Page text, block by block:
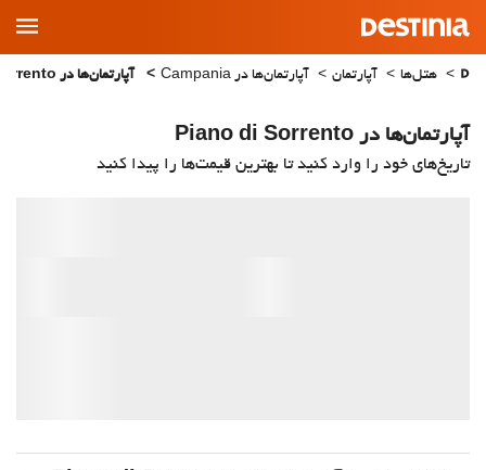
Main
Menu
هتل‌ها آپارتمان آپارتمان‌ها در Campania آپارتمان‌ها در Piano di Sorrento
آپارتمان‌ها در Piano di Sorrento
تاریخ‌های خود را وارد کنید تا بهترین قیمت‌ها را پیدا کنید